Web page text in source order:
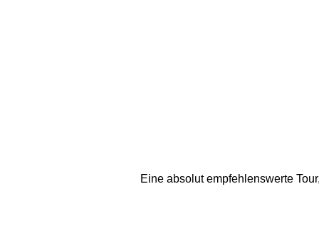
Eine absolut empfehlenswerte